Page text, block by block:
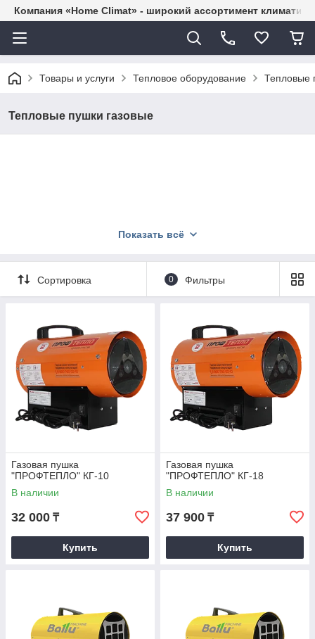
Компания «Home Climat» - широкий ассортимент
Товары и услуги Тепловое оборудование Тепловые
Тепловые пушки газовые
Показать всё
Сортировка 0 Фильтры
Газовая пушка
"ПРОФТЕПЛО" КГ-10
В наличии
32 000 ₸
Купить
Газовая пушка
"ПРОФТЕПЛО" КГ-18
В наличии
37 900 ₸
Купить